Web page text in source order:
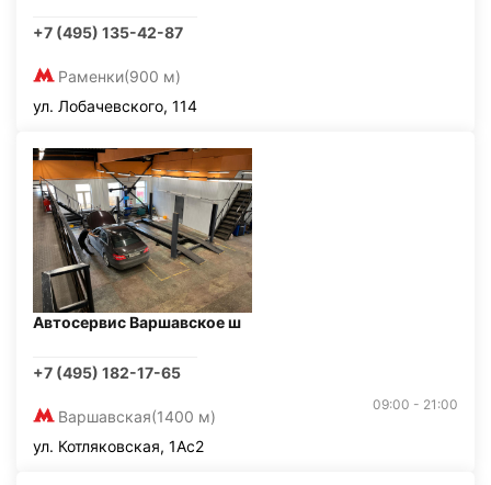
+7 (495) 135-42-87
Раменки(900 м)
ул. Лобачевского, 114
Автосервис Варшавское ш
+7 (495) 182-17-65
Варшавская(1400 м)
09:00 - 21:00
ул. Котляковская, 1Ас2